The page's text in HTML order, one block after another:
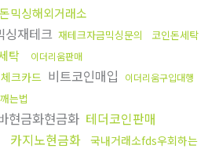
돈믹싱해외거래소
싱재테크 재테크자금믹싱문의
코인돈세탁
탁 이더리움판매
크카드 비트코인매입 이더리움구입대행
는법
현금화현금화 테더코인판매
카지노현금화 국내거래소fds우회하는